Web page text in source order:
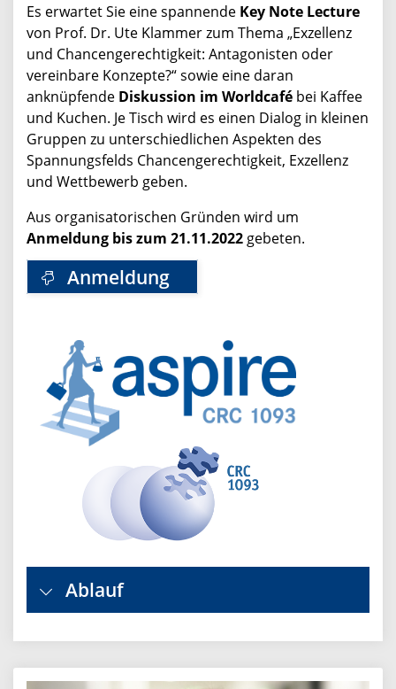
Es erwartet Sie eine spannende Key Note Lecture
von Prof. Dr. Ute Klammer zum Thema „Exzellenz
und Chancengerechtigkeit: Antagonisten oder
vereinbare Konzepte?“ sowie eine daran
anknüpfende Diskussion im Worldcafé bei Kaffee
und Kuchen. Je Tisch wird es einen Dialog in kleinen
Gruppen zu unterschiedlichen Aspekten des
Spannungsfelds Chancengerechtigkeit, Exzellenz
und Wettbewerb geben.
Aus organisatorischen Gründen wird um
Anmeldung bis zum 21.11.2022 gebeten.
Anmeldung
Ablauf